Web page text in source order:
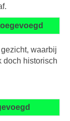
waarbij
doch historisch